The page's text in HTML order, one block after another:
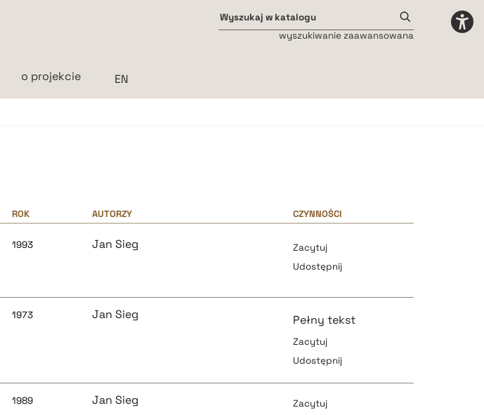
o projekcie
wyszukiwanie zaawansowana
ROK AUTORZY CZYNNOŚCI
1993 Jan Sieg
Zacytuj
Udostępnij
pobierz cytat
1973 Jan Sieg Pełny tekst
Zacytuj
Udostępnij
1989 Jan Sieg
Zacytuj